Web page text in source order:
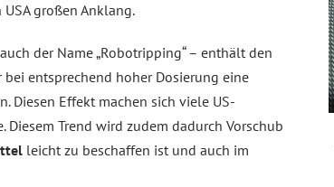
großen Anklang.
der Name „Robotripping“ – enthält den
bei entsprechend hoher Dosierung eine
Diesen Effekt machen sich viele US-
Trend wird zudem dadurch Vorschub
leicht zu beschaffen ist und auch im